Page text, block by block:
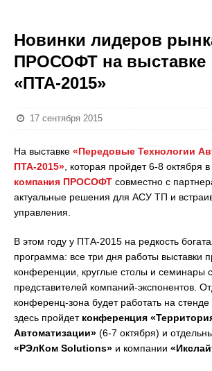
Новинки лидеров
ПРОСОФТ на выставке
«ПТА-2015»
17 сентября 2015
На выставке «Передовые Технологии
ПТА-2015» , которая пройдет 6-8 октября
компания ПРОСОФТ совместно с
актуальные решения для АСУ ТП и
управления.
В этом году у ПТА-2015 на редкость
программа: все три дня работы выставки
конференции, круглые столы и семинары
представителей компаний-экспонентов.
конференц-зона будет работать на
здесь пройдет конференция
Автоматизации» (6-7 октября) и
«РЭлКом Solutions» и компании